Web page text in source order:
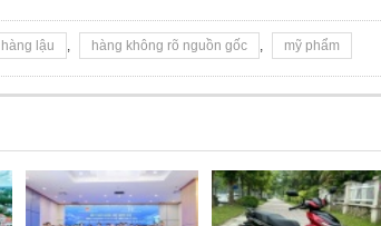
hàng lậu hàng không rõ nguồn gốc mỹ phẩm
khuyến khích đổi mới sáng tạo,
khởi nghiệp..."